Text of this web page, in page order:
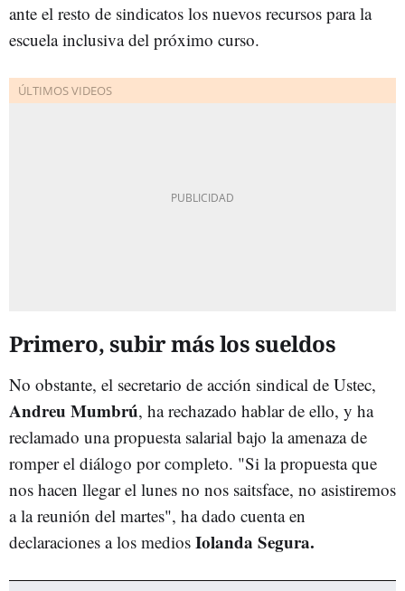
ante el resto de sindicatos los nuevos recursos para la
escuela inclusiva del próximo curso.
Primero, subir más los sueldos
No obstante, el secretario de acción sindical de Ustec,
Andreu Mumbrú, ha rechazado hablar de ello, y ha
reclamado una propuesta salarial bajo la amenaza de
romper el diálogo por completo. "Si la propuesta que
nos hacen llegar el lunes no nos saitsface, no asistiremos
a la reunión del martes", ha dado cuenta en
declaraciones a los medios Iolanda Segura.